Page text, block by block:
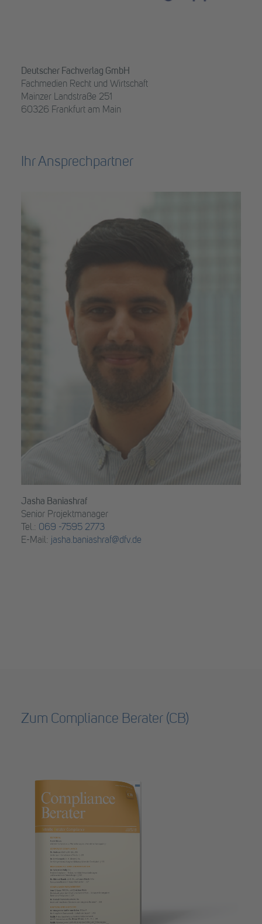
Deutscher Fachverlag GmbH
Fachmedien Recht und Wirtschaft
Mainzer Landstraße 251
60326 Frankfurt am Main
Ihr Ansprechpartner
Jasha Baniashraf
Senior Projektmanager
Tel.: 069 -7595 2773
E-Mail: jasha.baniashraf@dfv.de
Zum Compliance Berater (CB)